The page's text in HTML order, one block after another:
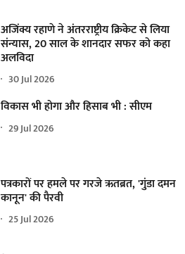
अजिंक्य रहाणे ने अंतरराष्ट्रीय क्रिकेट से लिया
संन्यास, 20 साल के शानदार सफर को कहा
अलविदा
30 Jul 2026
विकास भी होगा और हिसाब भी : सीएम
29 Jul 2026
पत्रकारों पर हमले पर गरजे ऋतब्रत, 'गुंडा दमन
कानून' की पैरवी
25 Jul 2026